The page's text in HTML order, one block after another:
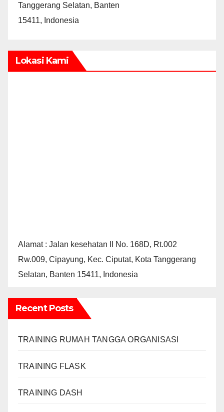
Tanggerang Selatan, Banten
15411, Indonesia
Lokasi Kami
Alamat : Jalan kesehatan II No. 168D, Rt.002
Rw.009, Cipayung, Kec. Ciputat, Kota Tanggerang
Selatan, Banten 15411, Indonesia
Recent Posts
TRAINING RUMAH TANGGA ORGANISASI
TRAINING FLASK
TRAINING DASH